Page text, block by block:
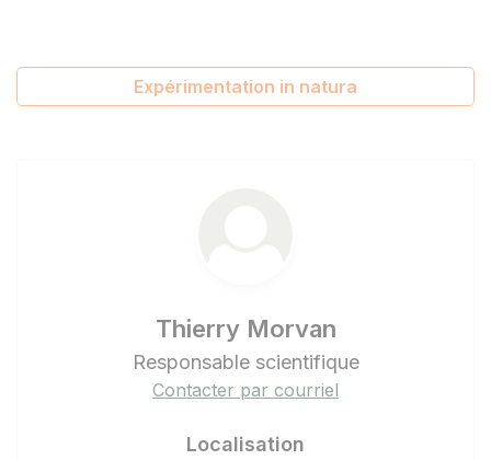
Expérimentation in natura
Thierry Morvan
Responsable scientifique
Contacter par courriel
Localisation